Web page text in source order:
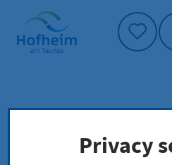
Home"
Personalausweis - Adresse
Privacy